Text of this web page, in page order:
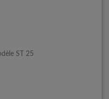
ST 25